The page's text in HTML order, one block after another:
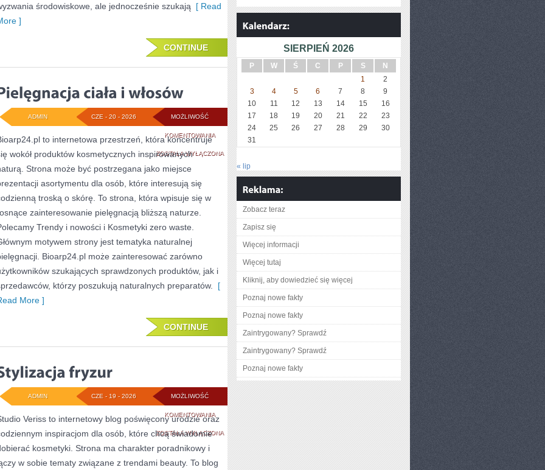
środowiskowe, ale jednocześnie szukają [ Read
]
CONTINUE
MOŻLIWOŚĆ
KOMENTOWANIAPIELĘGNACJA
CIAŁA
WŁOSÓW
ZOSTAŁA WYŁĄCZONA
CZE - 20 - 2026
ADMIN
to internetowa przestrzeń, która koncentruje
wokół produktów kosmetycznych inspirowanych
Strona może być postrzegana jako miejsce
asortymentu dla osób, które interesują się
troską o skórę. To strona, która wpisuje się w
zainteresowanie pielęgnacją bliższą naturze.
Trendy i nowości i Kosmetyki zero waste.
motywem strony jest tematyka naturalnej
Bioarp24.pl może zainteresować zarówno
szukających sprawdzonych produktów, jak i
którzy poszukują naturalnych preparatów.
[
More ]
CONTINUE
MOŻLIWOŚĆ
KOMENTOWANIASTYLIZACJA
FRYZUR
ZOSTAŁA WYŁĄCZONA
CZE - 19 - 2026
ADMIN
Veriss to internetowy blog poświęcony urodzie oraz
inspiracjom dla osób, które chcą świadomie
kosmetyki. Strona ma charakter poradnikowy i
w sobie tematy związane z trendami beauty. To blog
SIERPIEŃ 2026
P W Ś C P S
N
1
2
3
4 5 6 7 8
9
10
11 12 13 14 15
16
17
18 19 20 21 22
23
24
25 26 27 28 29
30
31
« lip
Zobacz teraz
Zapisz się
Więcej informacji
Więcej tutaj
Kliknij, aby dowiedzieć się więcej
Poznaj nowe fakty
Poznaj nowe fakty
Zaintrygowany? Sprawdź
Zaintrygowany? Sprawdź
Poznaj nowe fakty